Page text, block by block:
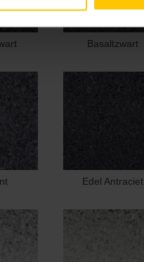
Basaltzwart
Edel Antraciet